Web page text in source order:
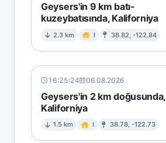
Geysers'in 9 km batı-
kuzeybatısında, Kaliforniya
2.3 km I 38.82, -122.84
16:25:24 06.08.2026
Geysers'in 2 km doğusunda,
Kaliforniya
1.5 km I 38.78, -122.73